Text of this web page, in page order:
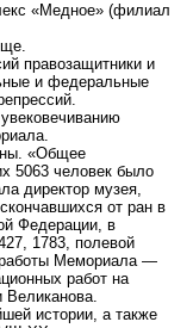
«Медное» (филиал
правозащитники и
и федеральные
«Общее
5063 человек было
директор музея,
от ран в
Федерации, в
1783, полевой
работы Мемориала —
работ на
Великанова.
истории, а также